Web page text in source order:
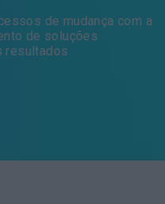
de mudança com a
de soluções
resultados